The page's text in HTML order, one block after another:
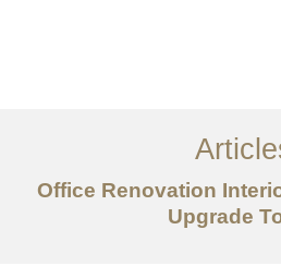
Office Renovation
Upgrade